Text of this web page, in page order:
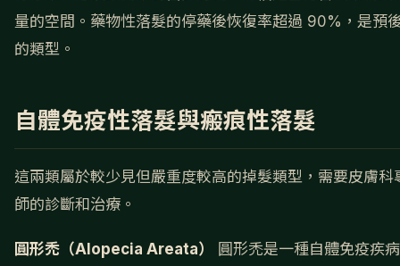
量的空間。藥物性落髮的停藥後恢復率超過 90%，是預
的類型。
自體免疫性落髮與瘢痕性落髮
這兩類屬於較少見但嚴重度較高的掉髮類型，需要皮膚科
師的診斷和治療。
圓形禿（Alopecia Areata）
圓形禿是一種自體免疫疾